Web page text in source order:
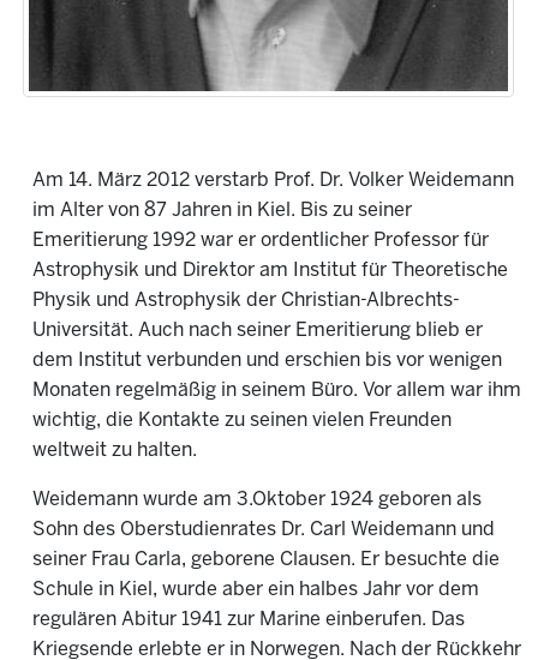
Am 14. März 2012 verstarb Prof. Dr. Volker Weidemann
im Alter von 87 Jahren in Kiel. Bis zu seiner
Emeritierung 1992 war er ordentlicher Professor für
Astrophysik und Direktor am Institut für Theoretische
Physik und Astrophysik der Christian-Albrechts-
Universität. Auch nach seiner Emeritierung blieb er
dem Institut verbunden und erschien bis vor wenigen
Monaten regelmäßig in seinem Büro. Vor allem war ihm
wichtig, die Kontakte zu seinen vielen Freunden
weltweit zu halten.
Weidemann wurde am 3.Oktober 1924 geboren als
Sohn des Oberstudienrates Dr. Carl Weidemann und
seiner Frau Carla, geborene Clausen. Er besuchte die
Schule in Kiel, wurde aber ein halbes Jahr vor dem
regulären Abitur 1941 zur Marine einberufen. Das
Kriegsende erlebte er in Norwegen. Nach der Rückkehr